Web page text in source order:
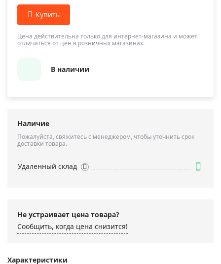
Цена действительна только для интернет-магазина и может
отличаться от цен в розничных магазинах.
В наличии
Наличие
Пожалуйста, свяжитесь с менеджером, чтобы уточнить срок
доставки товара.
Удаленный склад
Не устраивает цена товара?
Сообщить, когда цена снизится!
Характеристики